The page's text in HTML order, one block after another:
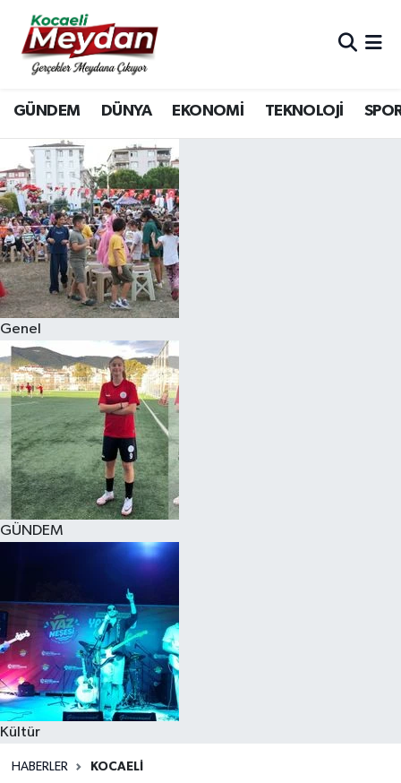
GÜNDEM DÜNYA EKONOMİ TEKNOLOJİ
Genel
GÜNDEM
Kültür
HABERLER KOCAELI
Nöbetçi Eczaneler
Hava Durumu
Trafik Durumu
Süper Lig Puan Durumu ve Fikstür
Tüm Manşetler
Son Dakika Haberleri
Haber Arşivi